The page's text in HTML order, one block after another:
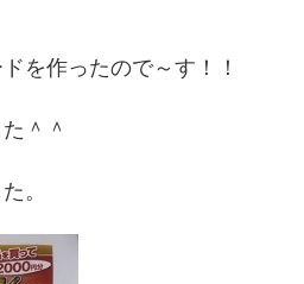
を作ったので～す！！
＾＾
。